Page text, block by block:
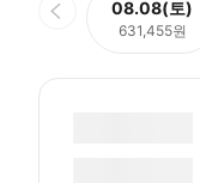
08.08(토)
631,455원